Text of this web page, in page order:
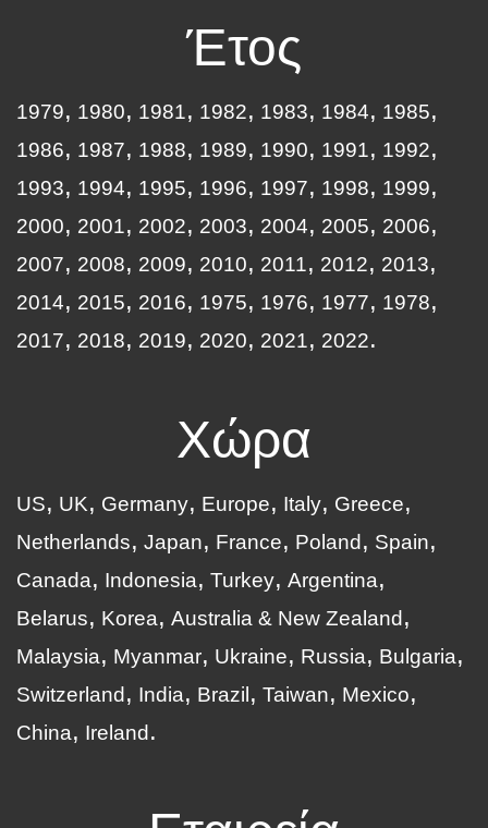
Έτος
1979 1980 1981 1982 1983 1984
1985
1986
1987 1988 1989 1990 1991
1992
1993
1994 1995 1996 1997 1998
1999
2000
2001 2002 2003 2004 2005
2006
2007
2008 2009 2010 2011 2012
2013
2014
2015 2016 1975 1976 1977
1978
2017
2018 2019 2020 2021 2022
Χώρα
US UK Germany Europe Italy
Greece
Netherlands
Japan France Poland
Spain
Canada
Indonesia Turkey Argentina
Belarus
Korea Australia & New Zealand
Malaysia
Myanmar Ukraine Russia
Bulgaria
Switzerland
India Brazil Taiwan
Mexico
China
Ireland